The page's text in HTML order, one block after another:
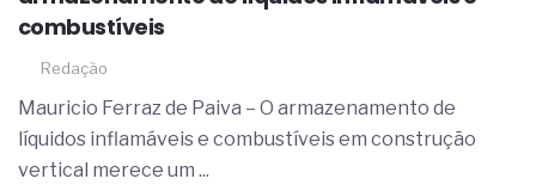
combustíveis
Redação
Mauricio Ferraz de Paiva – O armazenamento de
líquidos inflamáveis e combustíveis em construção
vertical merece um ...